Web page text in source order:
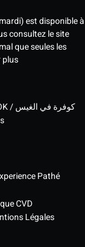
est disponible à
consultez le site
que seules les
plus
DREAM CHOK / كوفرة في الغيس
Pathé
CVD
Légales